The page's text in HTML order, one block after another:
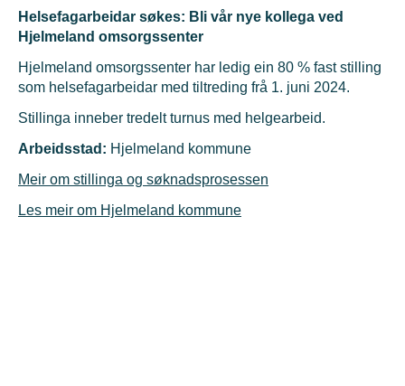
Helsefagarbeidar søkes: Bli vår nye kollega ved
Hjelmeland omsorgssenter
Hjelmeland omsorgssenter har ledig ein 80 % fast stilling
som helsefagarbeidar med tiltreding frå 1. juni 2024.
Stillinga inneber tredelt turnus med helgearbeid.
Arbeidsstad: Hjelmeland kommune
Meir om stillinga og søknadsprosessen
Les meir om Hjelmeland kommune